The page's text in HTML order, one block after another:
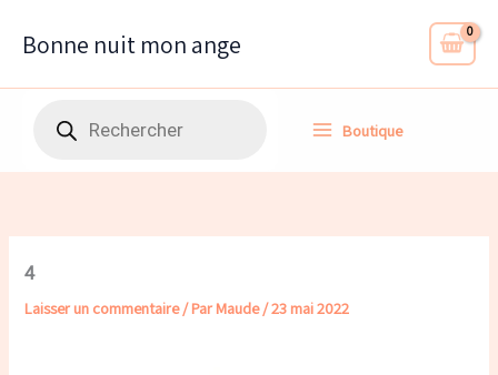
Bonne nuit mon ange
Boutique
4
Laisser un commentaire/ Par Maude/23 mai 2022